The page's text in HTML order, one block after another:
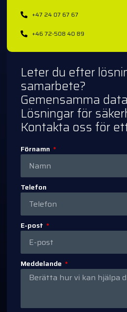
+47 24 07 67 67
+46 72-508 40 89
Leter du efter
samarbete?
Gemensamma
Lösningar för
Kontakta oss för
Förnamn
Telefon
E-post
Meddelande